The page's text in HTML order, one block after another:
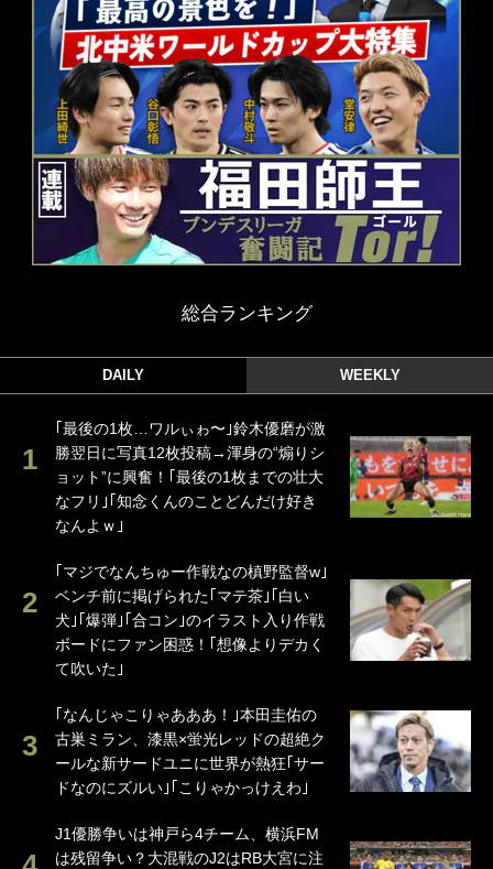
総合ランキング
DAILY WEEKLY
｢最後の1枚…ワルぃゎ〜｣鈴木優磨が激
勝翌日に写真12枚投稿→渾身の“煽りシ
ョット”に興奮！｢最後の1枚までの壮大
なフリ｣｢知念くんのことどんだけ好き
なんよｗ｣
｢マジでなんちゅー作戦なの槙野監督w｣
ベンチ前に掲げられた｢マテ茶｣｢白い
犬｣｢爆弾｣｢合コン｣のイラスト入り作戦
ボードにファン困惑！｢想像よりデカく
て吹いた｣
｢なんじゃこりゃあああ！｣本田圭佑の
古巣ミラン、漆黒×蛍光レッドの超絶ク
ールな新サードユニに世界が熱狂｢サー
ドなのにズルい｣｢こりゃかっけえわ｣
J1優勝争いは神戸ら4チーム、横浜FM
は残留争い？大混戦のJ2はRB大宮に注